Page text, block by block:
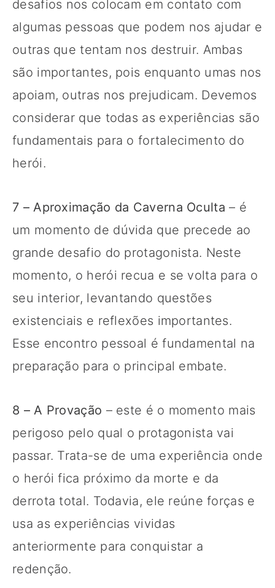
desafios nos colocam em contato com
algumas pessoas que podem nos ajudar e
outras que tentam nos destruir. Ambas
são importantes, pois enquanto umas nos
apoiam, outras nos prejudicam. Devemos
considerar que todas as experiências são
fundamentais para o fortalecimento do
herói.
7 – Aproximação da Caverna Oculta – é
um momento de dúvida que precede ao
grande desafio do protagonista. Neste
momento, o herói recua e se volta para o
seu interior, levantando questões
existenciais e reflexões importantes.
Esse encontro pessoal é fundamental na
preparação para o principal embate.
8 – A Provação – este é o momento mais
perigoso pelo qual o protagonista vai
passar. Trata-se de uma experiência onde
o herói fica próximo da morte e da
derrota total. Todavia, ele reúne forças e
usa as experiências vividas
anteriormente para conquistar a
redenção.